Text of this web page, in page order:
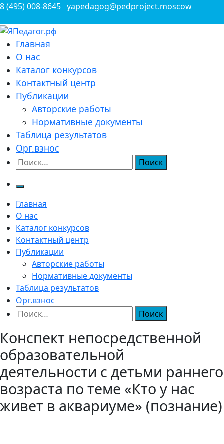
Перейти
содержимому
8 (495) 008-8645 yapedagog@pedproject.moscow
ЯПедагог.рф
Всероссийские конкурсы для педагогов
Главная
О нас
Каталог конкурсов
Контактный центр
Публикации
Авторские работы
Нормативные документы
Таблица результатов
Орг.взнос
Найти:
Главная
О нас
Каталог конкурсов
Контактный центр
Публикации
Авторские работы
Нормативные документы
Таблица результатов
Орг.взнос
Найти:
Конспект непосредственной
образовательной
деятельности с детьми раннего
возраста по теме «Кто у нас
живет в аквариуме» (познание)